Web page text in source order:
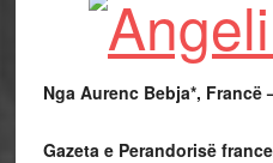
Nga Aurenc Bebja*, Francë
Gazeta e Perandorisë